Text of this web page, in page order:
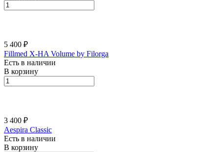
5 400 ₽
Fillmed X-HA Volume by Filorga
Есть в наличии
В корзину
3 400 ₽
Aespira Classic
Есть в наличии
В корзину